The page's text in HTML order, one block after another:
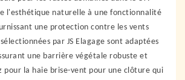
l'esthétique naturelle à une fonctionnalité
une protection contre les vents
par JS Elagage sont adaptées
une barrière végétale robuste et
la haie brise-vent pour une clôture qui